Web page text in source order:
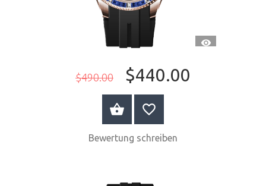
$490.00 $440.00
JETZT KAUFEN
Bewertung schreiben